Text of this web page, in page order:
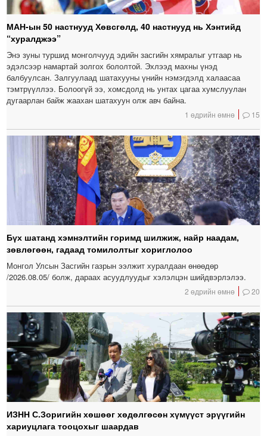
МАН-ын 50 настнууд Хөвсгөлд, 40 настнууд нь Хэнтийд
“хуралджээ”
Энэ зуны туршид монголчууд эдийн засгийн хямралыг утгаар нь
эдэлсээр намартай золгох бололтой. Эхлээд махны үнэд
балбуулсан. Залгуулаад шатахууны үнийн нэмэгдэлд халаасаа
тэмтрүүллээ. Болоогүй ээ, хомсдолд нь унтах цагаа хумслуулан
дугаарлан байж жаахан шатахуун олж авч байна.
1 өдрийн өмнө 15
Бүх шатанд хэмнэлтийн горимд шилжиж, найр наадам,
зөвлөгөөн, гадаад томилолтыг хориглолоо
Монгол Улсын Засгийн газрын ээлжит хуралдаан өнөөдөр
/2026.08.05/ болж, дараах асуудлуудыг хэлэлцэн шийдвэрлэлээ.
2 өдрийн өмнө 20
ИЗНН С.Зоригийн хөшөөг хөдөлгөсөн хүмүүст эрүүгийн
хариуцлага тооцохыг шаардав